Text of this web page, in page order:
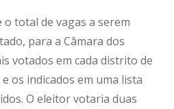
total de vagas a serem
para a Câmara dos
votados em cada distrito de
os indicados em uma lista
O eleitor votaria duas